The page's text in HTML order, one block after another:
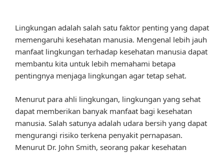
Lingkungan adalah salah satu faktor penting yang dapat
memengaruhi kesehatan manusia. Mengenal lebih jauh
manfaat lingkungan terhadap kesehatan manusia dapat
membantu kita untuk lebih memahami betapa
pentingnya menjaga lingkungan agar tetap sehat.
Menurut para ahli lingkungan, lingkungan yang sehat
dapat memberikan banyak manfaat bagi kesehatan
manusia. Salah satunya adalah udara bersih yang dapat
mengurangi risiko terkena penyakit pernapasan.
Menurut Dr. John Smith, seorang pakar kesehatan